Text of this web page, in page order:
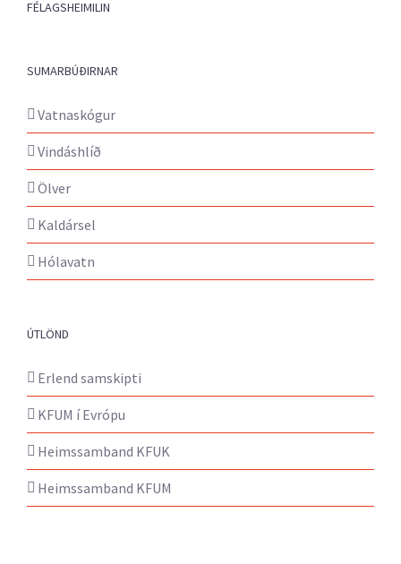
FÉLAGSHEIMILIN
SUMARBÚÐIRNAR
Vatnaskógur
Vindáshlíð
Ölver
Kaldársel
Hólavatn
ÚTLÖND
Erlend samskipti
KFUM í Evrópu
Heimssamband KFUK
Heimssamband KFUM